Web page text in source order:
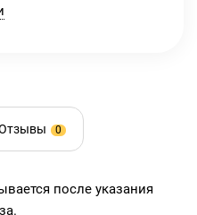
0
после указания